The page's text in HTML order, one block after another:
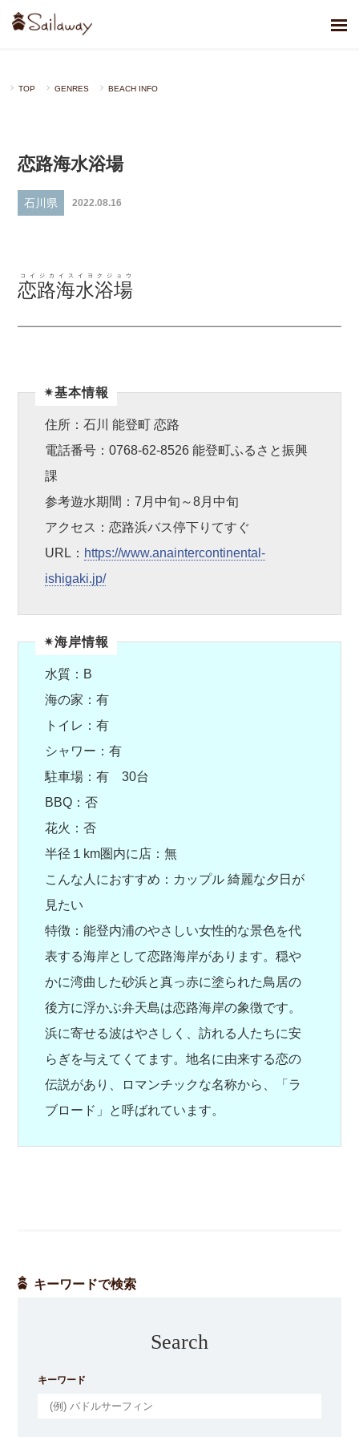
TOP GENRES BEACH INFO
恋路海水浴場
石川県 2022.08.16
恋路海水浴場
コイジカイスイヨクジョウ
✴︎基本情報
住所：石川 能登町 恋路
電話番号：0768-62-8526 能登町ふるさと振興
課
参考遊水期間：7月中旬～8月中旬
アクセス：恋路浜バス停下りてすぐ
URL： https://www.anaintercontinental-
ishigaki.jp/
✴︎海岸情報
水質：B
海の家：有
トイレ：有
シャワー：有
駐車場：有 30台
BBQ：否
花火：否
半径１km圏内に店：無
こんな人におすすめ：カップル 綺麗な夕日が
見たい
特徴：能登内浦のやさしい女性的な景色を代
表する海岸として恋路海岸があります。穏や
かに湾曲した砂浜と真っ赤に塗られた鳥居の
後方に浮かぶ弁天島は恋路海岸の象徴です。
浜に寄せる波はやさしく、訪れる人たちに安
らぎを与えてくてます。地名に由来する恋の
伝説があり、ロマンチックな名称から、「ラ
ブロード」と呼ばれています。
キーワードで検索
Search
キーワード